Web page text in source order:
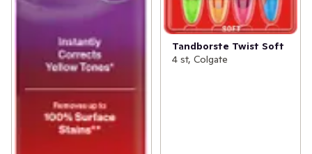
Tandborste Twist Soft
4 st, Colgate